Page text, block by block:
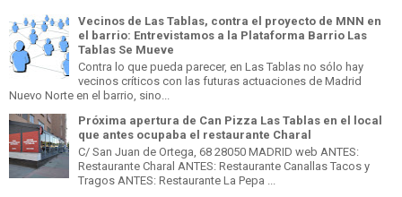
Vecinos de Las Tablas, contra el proyecto de MNN en
el barrio: Entrevistamos a la Plataforma Barrio Las
Tablas Se Mueve
Contra lo que pueda parecer, en Las Tablas no sólo hay
vecinos críticos con las futuras actuaciones de Madrid
Nuevo Norte en el barrio, sino...
Próxima apertura de Can Pizza Las Tablas en el local
que antes ocupaba el restaurante Charal
C/ San Juan de Ortega, 68 28050 MADRID web ANTES:
Restaurante Charal ANTES: Restaurante Canallas Tacos y
Tragos ANTES: Restaurante La Pepa ...